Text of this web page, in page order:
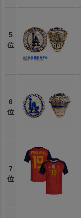
5
位
6
位
7
位